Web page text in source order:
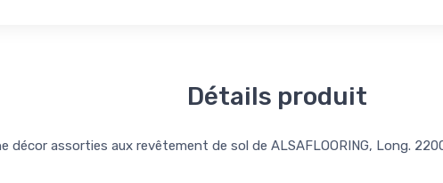
Détails produit
décor assorties aux revêtement de sol de ALSAFLOORING, Long.